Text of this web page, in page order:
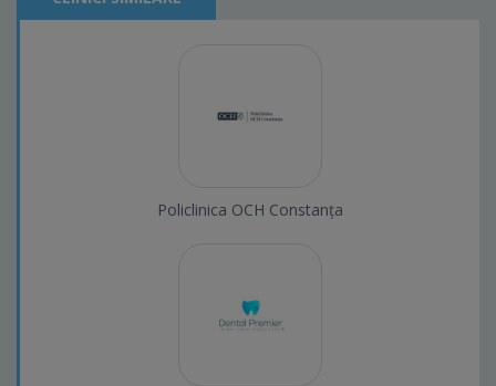
Policlinica OCH Constanța